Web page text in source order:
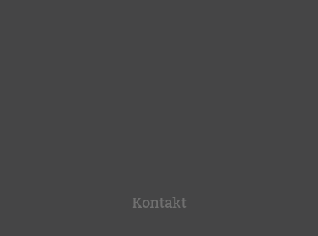
Kontakt